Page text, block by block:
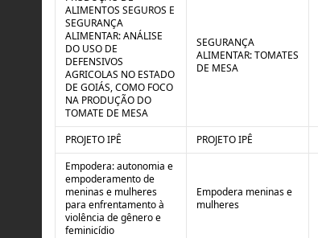
ALIMENTOS SEGUROS E
SEGURANÇA
ALIMENTAR: ANÁLISE
DO USO DE
DEFENSIVOS
AGRICOLAS NO ESTADO
DE GOIÁS, COMO FOCO
NA PRODUÇÃO DO
TOMATE DE MESA
SEGURANÇA
ALIMENTAR: TOMATES
DE MESA
PROJETO IPÊ PROJETO IPÊ
Empodera: autonomia e
empoderamento de
meninas e mulheres
para enfrentamento à
violência de gênero e
feminicídio
Empodera meninas e
mulheres